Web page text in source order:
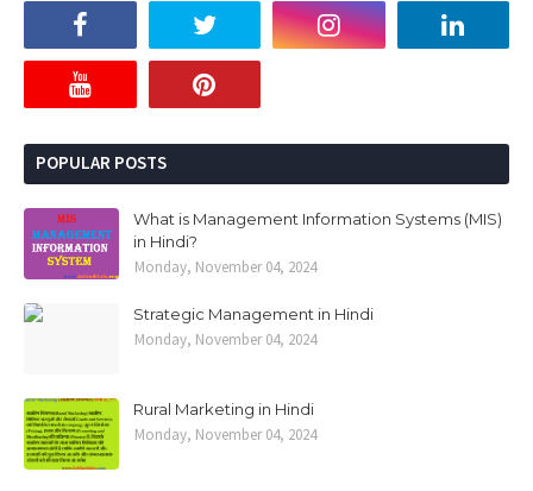
POPULAR POSTS
What is Management Information Systems (MIS)
in Hindi?
Monday, November 04, 2024
Strategic Management in Hindi
Monday, November 04, 2024
Rural Marketing in Hindi
Monday, November 04, 2024